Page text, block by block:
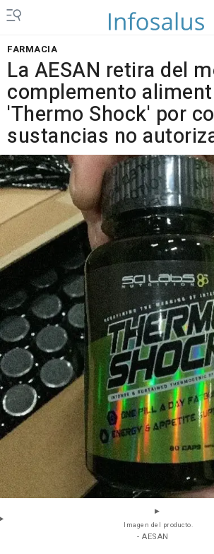
FARMACIA
La AESAN retira del
complemento
'Thermo Shock' por
sustancias no
Imagen del producto.
- AESAN